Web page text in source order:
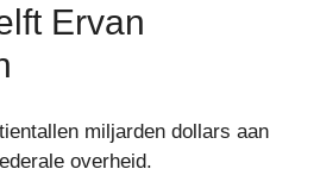
Ervan
miljarden dollars aan
overheid.